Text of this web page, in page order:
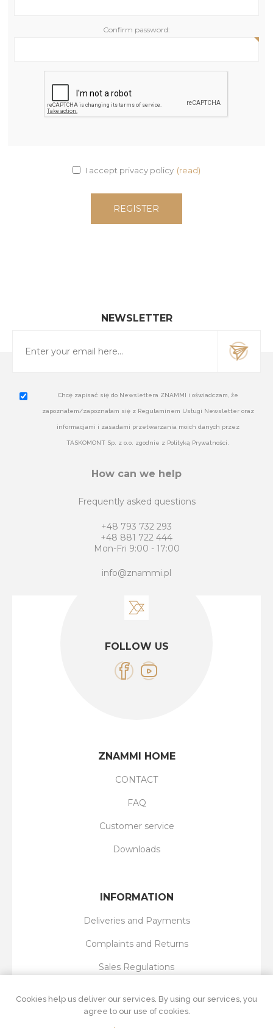
Confirm password:
I accept privacy policy (read)
NEWSLETTER
Chcę zapisać się do Newslettera ZNAMMI i oświadczam, że
zapoznałem/zapoznałam się z Regulaminem Usługi Newsletter oraz
informacjami i zasadami przetwarzania moich danych przez
TASKOMONT Sp. z o.o. zgodnie z Polityką Prywatności.
How can we help
Frequently asked questions
+48 793 732 293
+48 881 722 444
Mon-Fri 9:00 - 17:00
info@znammi.pl
FOLLOW US
ZNAMMI HOME
CONTACT
FAQ
Customer service
Downloads
INFORMATION
Deliveries and Payments
Complaints and Returns
Sales Regulations
Cookies help us deliver our services. By using our services, you
agree to our use of cookies.